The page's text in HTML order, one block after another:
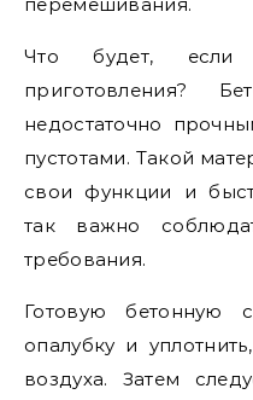
Что будет, если
приготовления?
недостаточно
пустотами. Такой
свои функции и
так важно
требования.
Готовую бетонную
опалубку и
воздуха. Затем